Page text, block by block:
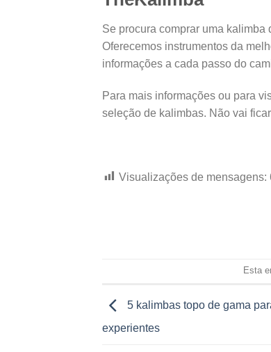
Se procura comprar uma
Oferecemos instrumentos da
informações a cada passo do
Para mais informações ou para
seleção de kalimbas. Não vai
Visualizações de mensagens:
Esta
5 kalimbas topo de gama
experientes